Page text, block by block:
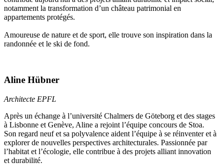
notamment la transformation d’un château patrimonial en
appartements protégés.
Amoureuse de nature et de sport, elle trouve son inspiration dans la
randonnée et le ski de fond.
Aline Hübner
Architecte EPFL
Après un échange à l’université Chalmers de Göteborg et des stages
à Lisbonne et Genève, Aline a rejoint l’équipe concours de Stoa.
Son regard neuf et sa polyvalence aident l’équipe à se réinventer et à
explorer de nouvelles perspectives architecturales. Passionnée par
l’habitat et l’écologie, elle contribue à des projets alliant innovation
et durabilité.